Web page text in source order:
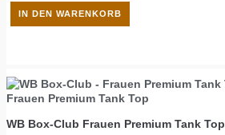
Frauen Premium Tank Top
WB Box-Club Frauen Premium Tank Top